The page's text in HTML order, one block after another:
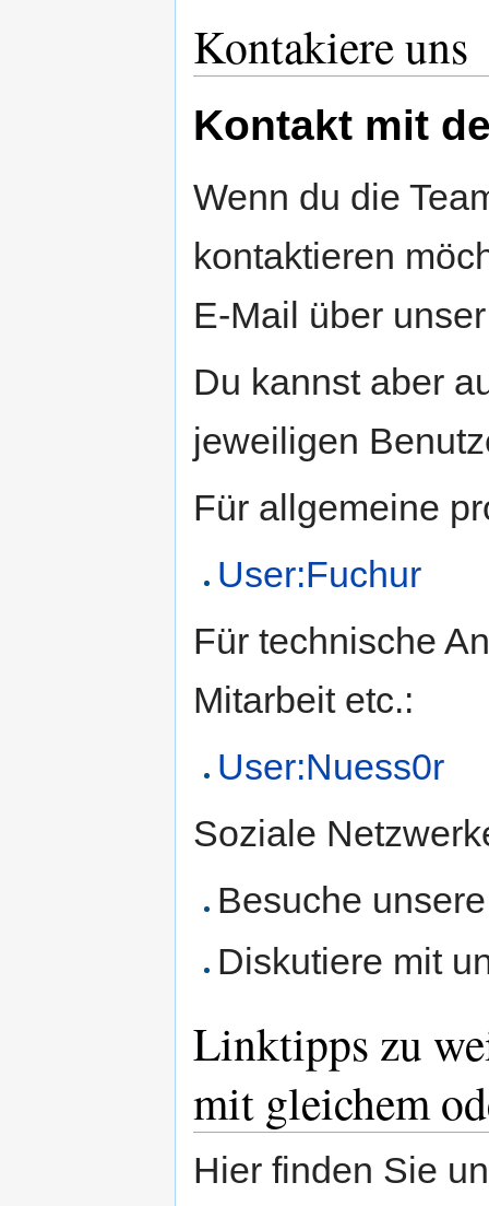
Kontakiere uns
Kontakt mit
Wenn du die
kontaktieren
E-Mail über
Du kannst aber
jeweiligen
Für allgemeine
User:Fuchur
Für technische
Mitarbeit etc.:
User:Nuess0r
Soziale
Besuche
Diskutiere mit
Linktipps zu
mit gleichem
Hier finden Sie